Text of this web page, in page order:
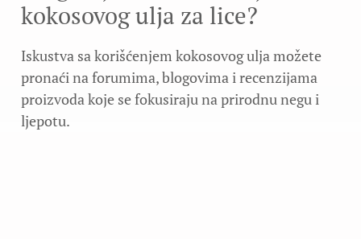
kokosovog ulja za lice?
Iskustva sa korišćenjem kokosovog ulja možete
pronaći na forumima, blogovima i recenzijama
proizvoda koje se fokusiraju na prirodnu negu i
ljepotu.